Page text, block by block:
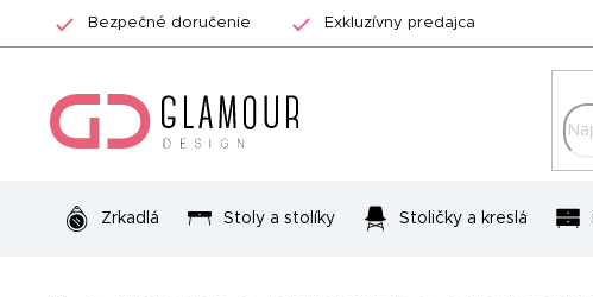
Bezpečné doručenie Exkluzívny predajca
Zrkadlá Stoly a stolíky Stoličky a kreslá